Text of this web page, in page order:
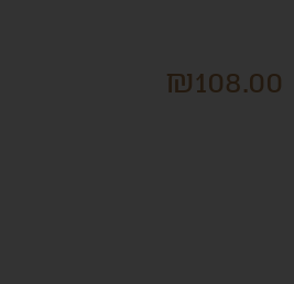
₪